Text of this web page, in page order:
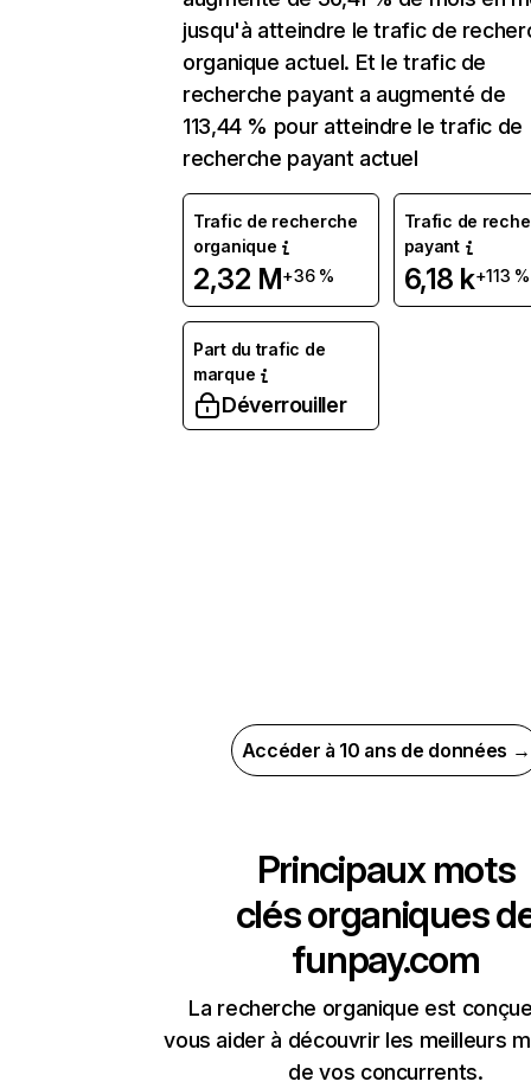
jusqu'à atteindre le trafic de
organique actuel. Et le trafic de
recherche payant a augmenté de
113,44 % pour atteindre le trafic de
recherche payant actuel
Trafic de recherche
organique
2,32 M+36 %
Trafic de
payant
6,18 k+113 %
Part du trafic de
marque
Déverrouiller
Accéder à 10 ans de données →
Principaux mots
clés organiques
funpay.com
La recherche organique est
vous aider à découvrir les meilleurs
de vos concurrents.